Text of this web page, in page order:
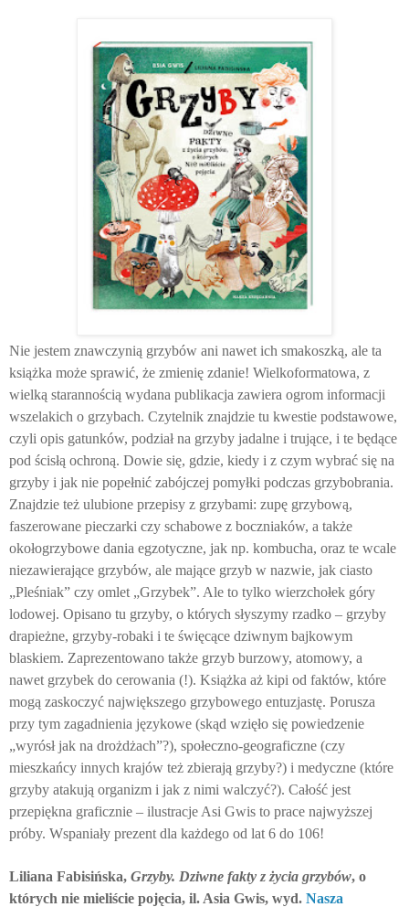
Nie jestem znawczynią grzybów ani nawet ich smakoszką, ale ta
książka może sprawić, że zmienię zdanie! Wielkoformatowa, z
wielką starannością wydana publikacja zawiera ogrom informacji
wszelakich o grzybach. Czytelnik znajdzie tu kwestie podstawowe,
czyli opis gatunków, podział na grzyby jadalne i trujące, i te będące
pod ścisłą ochroną. Dowie się, gdzie, kiedy i z czym wybrać się na
grzyby i jak nie popełnić zabójczej pomyłki podczas grzybobrania.
Znajdzie też ulubione przepisy z grzybami: zupę grzybową,
faszerowane pieczarki czy schabowe z boczniaków, a także
okołogrzybowe dania egzotyczne, jak np. kombucha, oraz te wcale
niezawierające grzybów, ale mające grzyb w nazwie, jak ciasto
„Pleśniak” czy omlet „Grzybek”. Ale to tylko wierzchołek góry
lodowej. Opisano tu grzyby, o których słyszymy rzadko – grzyby
drapieżne, grzyby-robaki i te święcące dziwnym bajkowym
blaskiem. Zaprezentowano także grzyb burzowy, atomowy, a
nawet grzybek do cerowania (!). Książka aż kipi od faktów, które
mogą zaskoczyć największego grzybowego entuzjastę. Porusza
przy tym zagadnienia językowe (skąd wzięło się powiedzenie
„wyrósł jak na drożdżach”?), społeczno-geograficzne (czy
mieszkańcy innych krajów też zbierają grzyby?) i medyczne (które
grzyby atakują organizm i jak z nimi walczyć?). Całość jest
przepiękna graficznie – ilustracje Asi Gwis to prace najwyższej
próby. Wspaniały prezent dla każdego od lat 6 do 106!
Liliana Fabisińska, Grzyby. Dziwne fakty z życia grzybów, o
których nie mieliście pojęcia, il. Asia Gwis, wyd. Nasza